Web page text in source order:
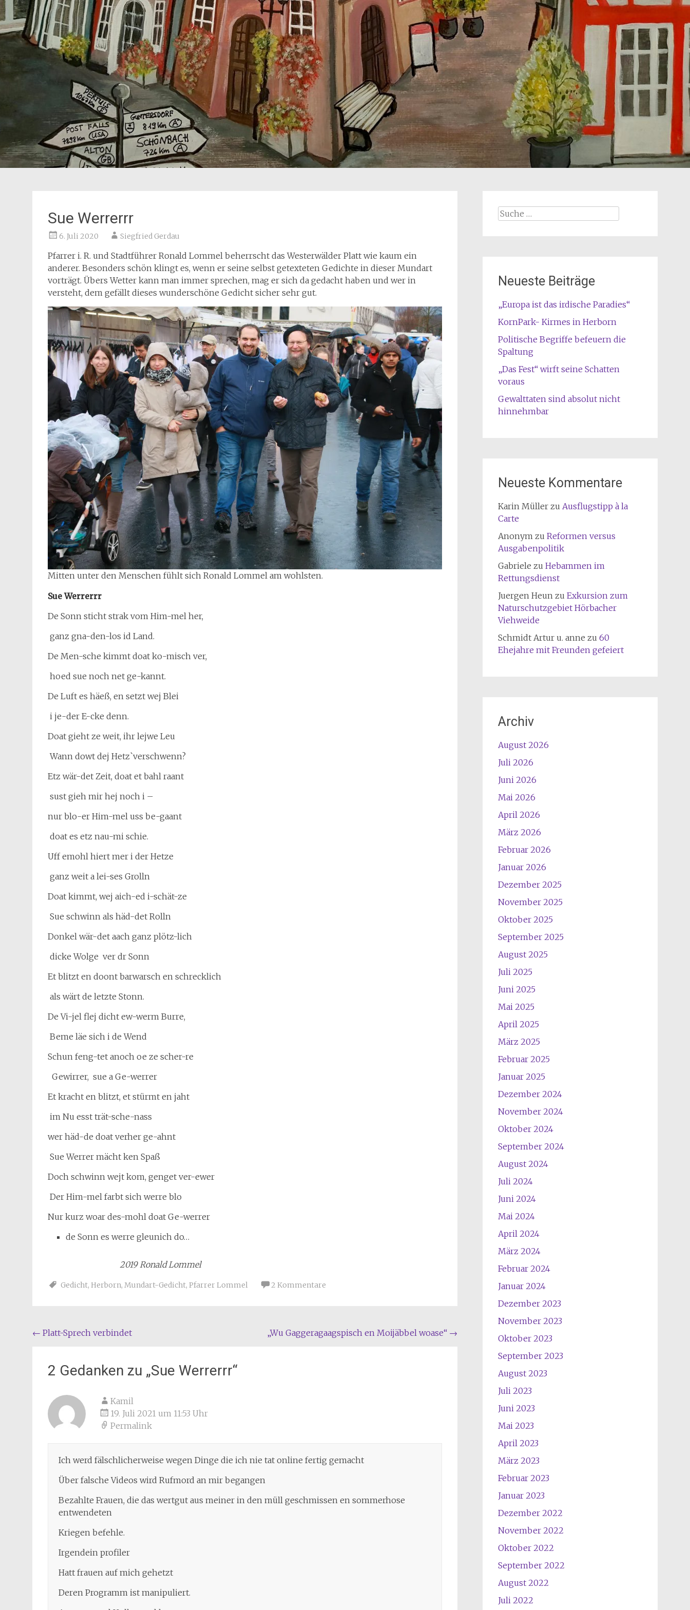
Sue Werrerrr
6. Juli 2020 Siegfried Gerdau
Pfarrer i. R. und Stadtführer Ronald Lommel beherrscht das Westerwälder Platt wie kaum ein
anderer. Besonders schön klingt es, wenn er seine selbst getexteten Gedichte in dieser Mundart
vorträgt. Übers Wetter kann man immer sprechen, mag er sich da gedacht haben und wer in
versteht, dem gefällt dieses wunderschöne Gedicht sicher sehr gut.
Mitten unter den Menschen fühlt sich Ronald Lommel am wohlsten.
Sue Werrerrr
De Sonn sticht strak vom Him-mel her,
ganz gna-den-los id Land.
De Men-sche kimmt doat ko-misch ver,
hoed sue noch net ge-kannt.
De Luft es häeß, en setzt wej Blei
i je-der E-cke denn.
Doat gieht ze weit, ihr lejwe Leu
Wann dowt dej Hetz`verschwenn?
Etz wär-det Zeit, doat et bahl raant
sust gieh mir hej noch i –
nur blo-er Him-mel uss be-gaant
doat es etz nau-mi schie.
Uff emohl hiert mer i der Hetze
ganz weit a lei-ses Grolln
Doat kimmt, wej aich-ed i-schät-ze
Sue schwinn als häd-det Rolln
Donkel wär-det aach ganz plötz-lich
dicke Wolge ver dr Sonn
Et blitzt en doont barwarsch en schrecklich
als wärt de letzte Stonn.
De Vi-jel flej dicht ew-werm Burre,
Beme läe sich i de Wend
Schun feng-tet anoch oe ze scher-re
Gewirrer, sue a Ge-werrer
Et kracht en blitzt, et stürmt en jaht
im Nu esst trät-sche-nass
wer häd-de doat verher ge-ahnt
Sue Werrer mächt ken Spaß
Doch schwinn wejt kom, genget ver-ewer
Der Him-mel farbt sich werre blo
Nur kurz woar des-mohl doat Ge-werrer
de Sonn es werre gleunich do…
2019 Ronald Lommel
Gedicht, Herborn, Mundart-Gedicht, Pfarrer Lommel 2 Kommentare
Beitragsnavigation
← Platt-Sprech verbindet „Wu Gaggeragaagspisch en Moijäbbel woase“ →
2 Gedanken zu „Sue Werrerrr“
Kamil
19. Juli 2021 um 11:53 Uhr
Permalink
Ich werd fälschlicherweise wegen Dinge die ich nie tat online fertig gemacht
Über falsche Videos wird Rufmord an mir begangen
Bezahlte Frauen, die das wertgut aus meiner in den müll geschmissen en sommerhose
entwendeten
Kriegen befehle.
Irgendein profiler
Hatt frauen auf mich gehetzt
Deren Programm ist manipuliert.
Suche
Neueste Beiträge
„Europa ist das irdische Paradies“
KornPark- Kirmes in Herborn
Politische Begriffe befeuern die
Spaltung
„Das Fest“ wirft seine Schatten
voraus
Gewalttaten sind absolut nicht
hinnehmbar
Neueste Kommentare
Karin Müllerzu Ausflugstipp à la
Carte
Anonymzu Reformen versus
Ausgabenpolitik
Gabriele zu Hebammen im
Rettungsdienst
Juergen Heunzu Exkursion zum
Naturschutzgebiet Hörbacher
Viehweide
Schmidt Artur u. anne zu 60
Ehejahre mit Freunden gefeiert
Archiv
August 2026
Juli 2026
Juni 2026
Mai 2026
April 2026
März 2026
Februar 2026
Januar 2026
Dezember 2025
November 2025
Oktober 2025
September 2025
August 2025
Juli 2025
Juni 2025
Mai 2025
April 2025
März 2025
Februar 2025
Januar 2025
Dezember 2024
November 2024
Oktober 2024
September 2024
August 2024
Juli 2024
Juni 2024
Mai 2024
April 2024
März 2024
Februar 2024
Januar 2024
Dezember 2023
November 2023
Oktober 2023
September 2023
August 2023
Juli 2023
Juni 2023
Mai 2023
April 2023
März 2023
Februar 2023
Januar 2023
Dezember 2022
November 2022
Oktober 2022
September 2022
August 2022
Juli 2022